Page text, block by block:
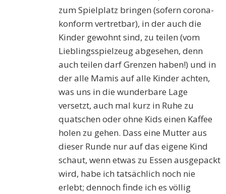
zum Spielplatz bringen (sofern corona-
konform vertretbar), in der auch die
Kinder gewohnt sind, zu teilen (vom
Lieblingsspielzeug abgesehen, denn
auch teilen darf Grenzen haben!) und in
der alle Mamis auf alle Kinder achten,
was uns in die wunderbare Lage
versetzt, auch mal kurz in Ruhe zu
quatschen oder ohne Kids einen Kaffee
holen zu gehen. Dass eine Mutter aus
dieser Runde nur auf das eigene Kind
schaut, wenn etwas zu Essen ausgepackt
wird, habe ich tatsächlich noch nie
erlebt; dennoch finde ich es völlig